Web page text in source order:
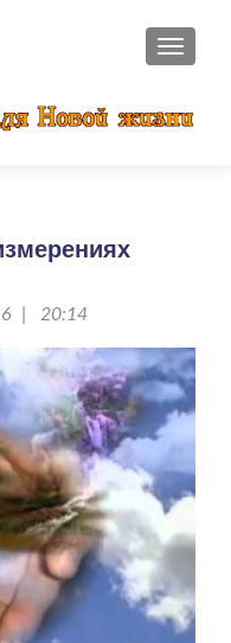
| 20:14